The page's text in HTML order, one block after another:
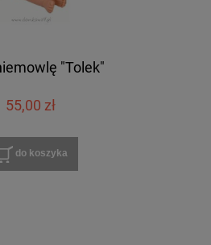
"Tolek"
55,00 zł
do koszyka